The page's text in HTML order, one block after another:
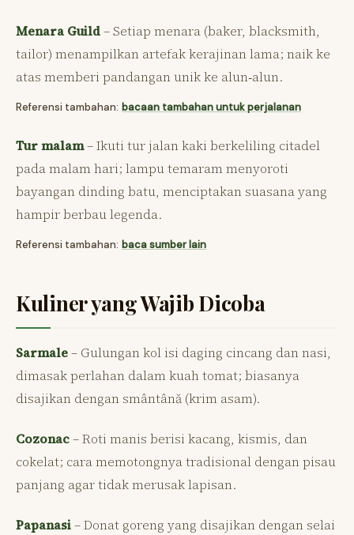
Menara Guild– Setiap menara (baker, blacksmith,
tailor) menampilkan artefak kerajinan lama; naik ke
atas memberi pandangan unik ke alun‑alun.
Referensi tambahan: bacaan tambahan untuk perjalanan
Tur malam– Ikuti tur jalan kaki berkeliling citadel
pada malam hari; lampu temaram menyoroti
bayangan dinding batu, menciptakan suasana yang
hampir berbau legenda.
Referensi tambahan: baca sumber lain
Kuliner yang Wajib Dicoba
Sarmale– Gulungan kol isi daging cincang dan nasi,
dimasak perlahan dalam kuah tomat; biasanya
disajikan dengan smântână (krim asam).
Cozonac– Roti manis berisi kacang, kismis, dan
cokelat; cara memotongnya tradisional dengan pisau
panjang agar tidak merusak lapisan.
Papanasi– Donat goreng yang disajikan dengan selai